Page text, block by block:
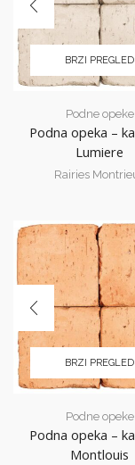
BRZI PREGLED
Podne opeke
Podna opeka –
Lumiere
Rairies
BRZI PREGLED
Podne opeke
Podna opeka –
Montlouis